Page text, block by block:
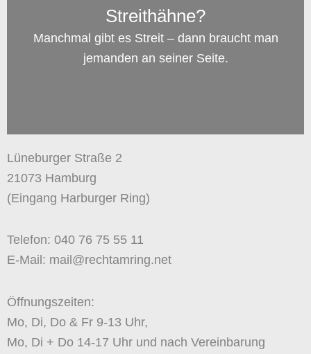
Streithähne?
Manchmal gibt es Streit – dann braucht man
jemanden an seiner Seite.
Lüneburger Straße 2
21073 Hamburg
(Eingang Harburger Ring)
Telefon: 040 76 75 55 11
E-Mail: mail@rechtamring.net
Öffnungszeiten:
Mo, Di, Do & Fr 9-13 Uhr,
Mo, Di + Do 14-17 Uhr und nach Vereinbarung